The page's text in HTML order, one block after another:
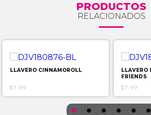
PRODUCTOS
RELACIONADOS
LLAVERO CINNAMOROLL
$7.99
LLAVERO
FRIENDS
$7.99